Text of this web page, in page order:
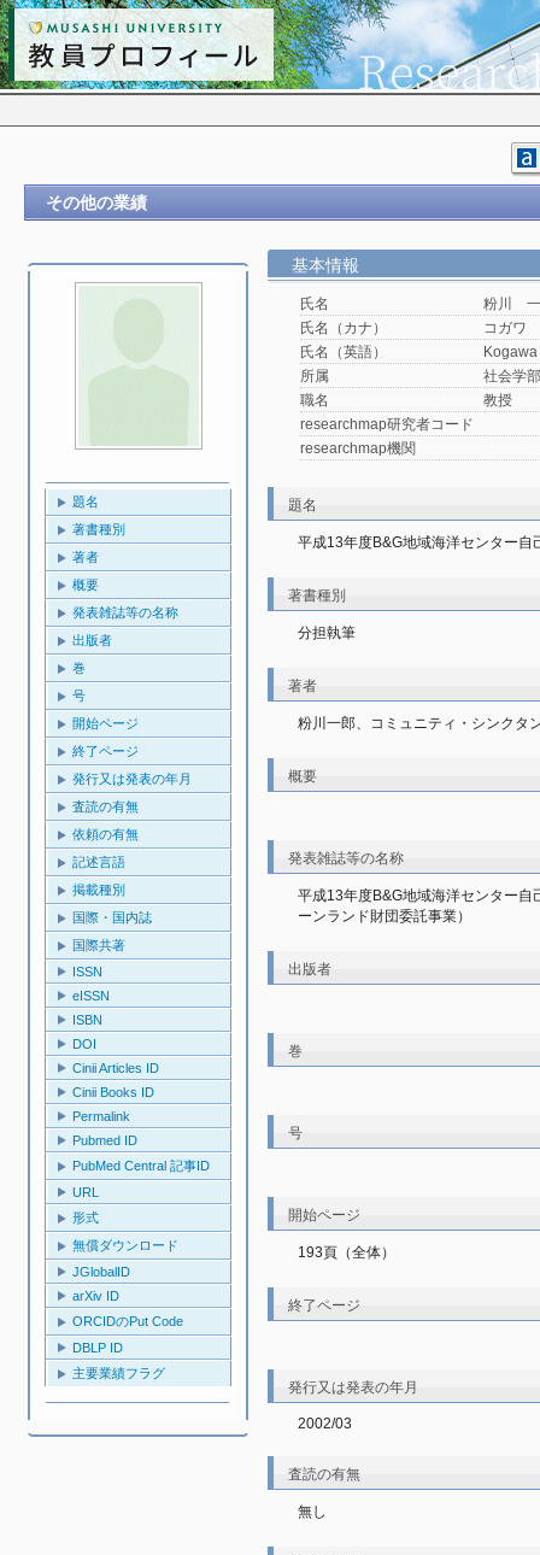
その他の業績
題名
著書種別
著者
概要
発表雑誌等の名称
出版者
巻
号
開始ページ
終了ページ
発行又は発表の年月
査読の有無
依頼の有無
記述言語
掲載種別
国際・国内誌
国際共著
ISSN
eISSN
ISBN
DOI
Cinii Articles ID
Cinii Books ID
Permalink
Pubmed ID
PubMed Central 記事ID
URL
形式
無償ダウンロード
JGlobalID
arXiv ID
ORCIDのPut Code
DBLP ID
主要業績フラグ
基本情報
氏名
粉川
氏名（カナ）
コガワ
氏名（英語）
所属
社会学
職名
教授
researchmap研究者コード
researchmap機関
題名
平成13年度B&G地域海洋センター自
著書種別
分担執筆
著者
粉川一郎、コミュニティ・シンクタ
概要
発表雑誌等の名称
平成13年度B&G地域海洋センター
ーンランド財団委託事業）
出版者
巻
号
開始ページ
193頁（全体）
終了ページ
発行又は発表の年月
2002/03
査読の有無
無し